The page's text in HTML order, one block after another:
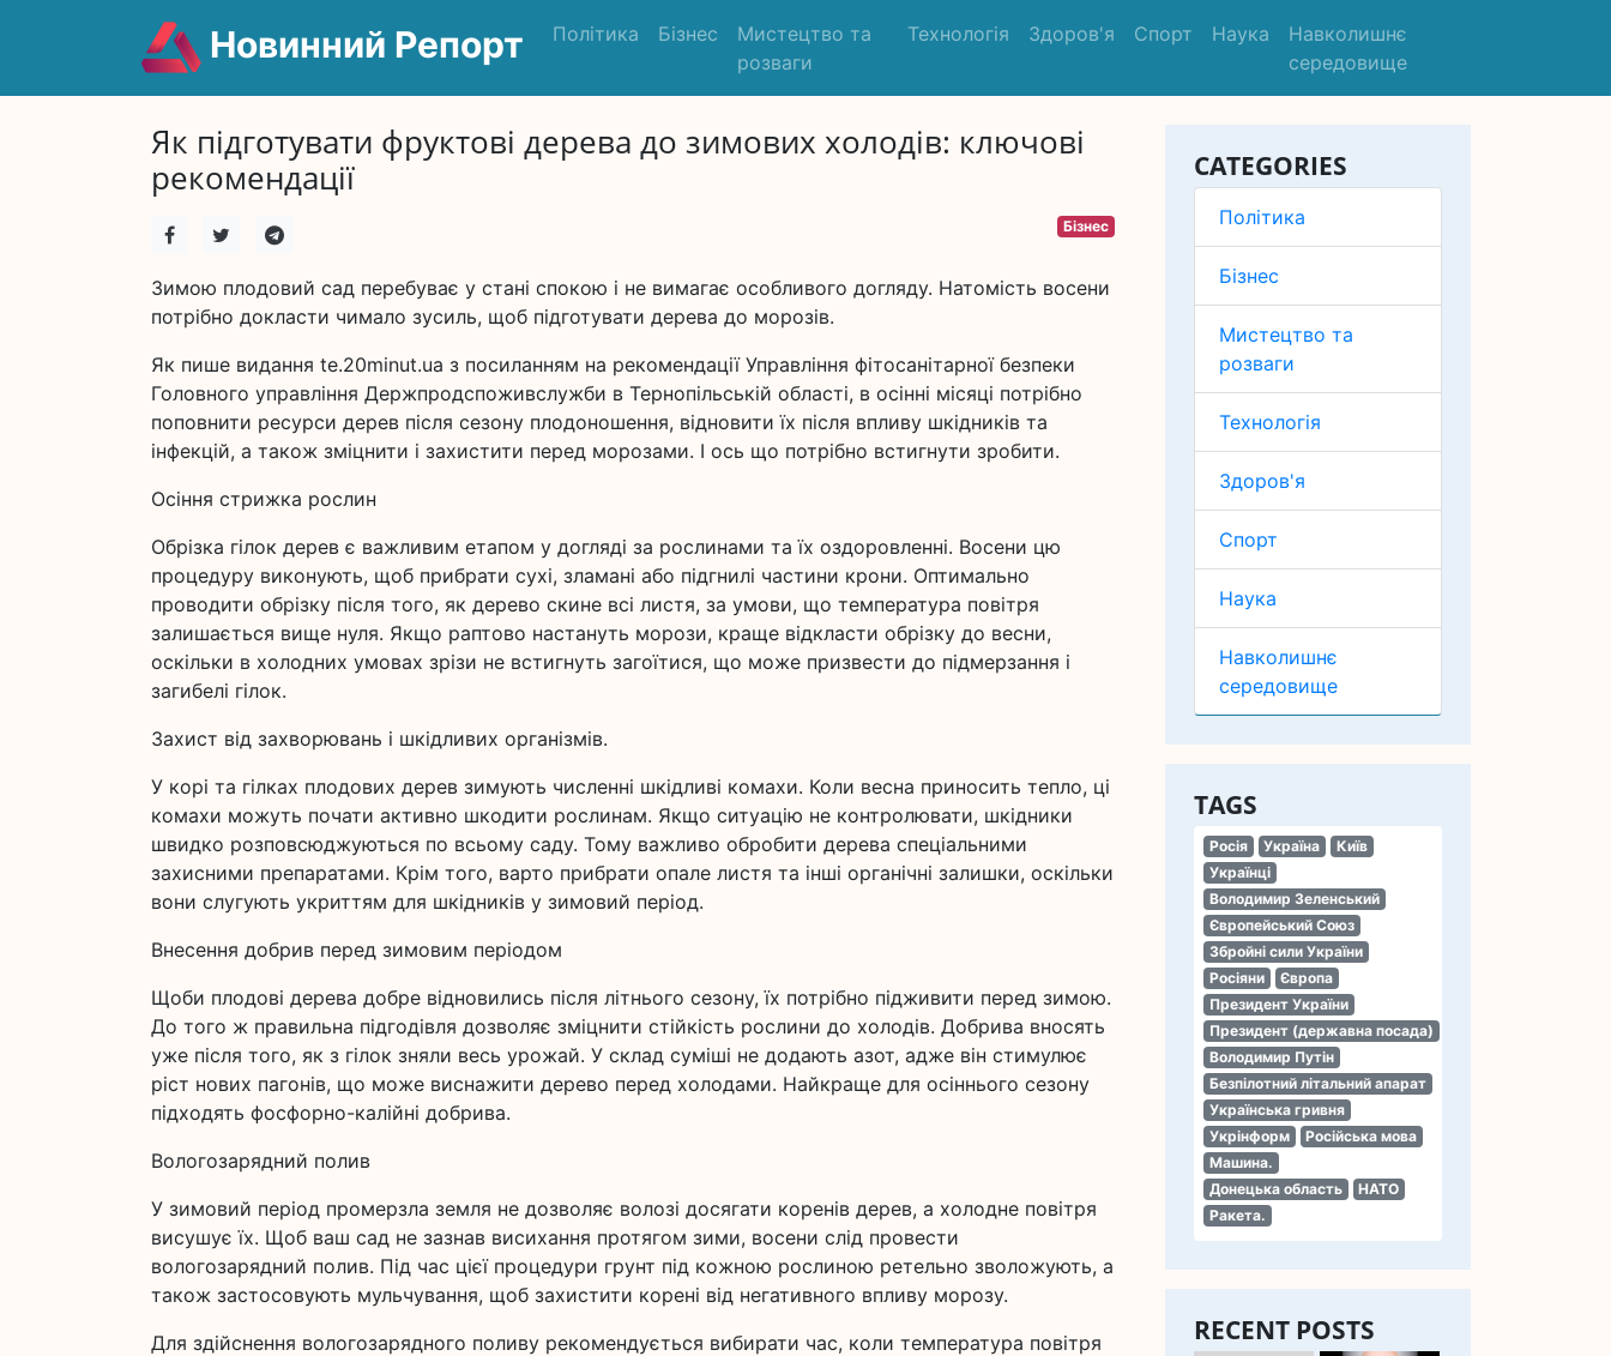
Новинний Репорт Політика Бізнес
Мистецтво та
розваги
Технологія Здоров'я Спорт Наука
Навколишнє
середовище
CATEGORIES
Політика
Бізнес
Мистецтво та
розваги
Технологія
Здоров'я
Спорт
Наука
Навколишнє
середовище
TAGS
Росія Україна
Київ
Українці
Володимир Зеленський
Європейський Союз
Збройні сили України
Росіяни
Європа
Президент України
Президент (державна посада)
Володимир Путін
Безпілотний літальний апарат
Українська гривня
Укрінформ
Російська мова
Машина.
Донецька область
НАТО
Ракета.
RECENT POSTS
Як підготувати фруктові дерева до зимових холодів: ключові
рекомендації
Бізнес
Зимою плодовий сад перебуває у стані спокою і не вимагає особливого догляду. Натомість восени
потрібно докласти чимало зусиль, щоб підготувати дерева до морозів.
Як пише видання te.20minut.ua з посиланням на рекомендації Управління фітосанітарної безпеки
Головного управління Держпродспоживслужби в Тернопільській області, в осінні місяці потрібно
поповнити ресурси дерев після сезону плодоношення, відновити їх після впливу шкідників та
інфекцій, а також зміцнити і захистити перед морозами. І ось що потрібно встигнути зробити.
Осіння стрижка рослин
Обрізка гілок дерев є важливим етапом у догляді за рослинами та їх оздоровленні. Восени цю
процедуру виконують, щоб прибрати сухі, зламані або підгнилі частини крони. Оптимально
проводити обрізку після того, як дерево скине всі листя, за умови, що температура повітря
залишається вище нуля. Якщо раптово настануть морози, краще відкласти обрізку до весни,
оскільки в холодних умовах зрізи не встигнуть загоїтися, що може призвести до підмерзання і
загибелі гілок.
Захист від захворювань і шкідливих організмів.
У корі та гілках плодових дерев зимують численні шкідливі комахи. Коли весна приносить тепло, ці
комахи можуть почати активно шкодити рослинам. Якщо ситуацію не контролювати, шкідники
швидко розповсюджуються по всьому саду. Тому важливо обробити дерева спеціальними
захисними препаратами. Крім того, варто прибрати опале листя та інші органічні залишки, оскільки
вони слугують укриттям для шкідників у зимовий період.
Внесення добрив перед зимовим періодом
Щоби плодові дерева добре відновились після літнього сезону, їх потрібно підживити перед зимою.
До того ж правильна підгодівля дозволяє зміцнити стійкість рослини до холодів. Добрива вносять
уже після того, як з гілок зняли весь урожай. У склад суміші не додають азот, адже він стимулює
ріст нових пагонів, що може виснажити дерево перед холодами. Найкраще для осіннього сезону
підходять фосфорно-калійні добрива.
Вологозарядний полив
У зимовий період промерзла земля не дозволяє волозі досягати коренів дерев, а холодне повітря
висушує їх. Щоб ваш сад не зазнав висихання протягом зими, восени слід провести
вологозарядний полив. Під час цієї процедури грунт під кожною рослиною ретельно зволожують, а
також застосовують мульчування, щоб захистити корені від негативного впливу морозу.
Для здійснення вологозарядного поливу рекомендується вибирати час, коли температура повітря